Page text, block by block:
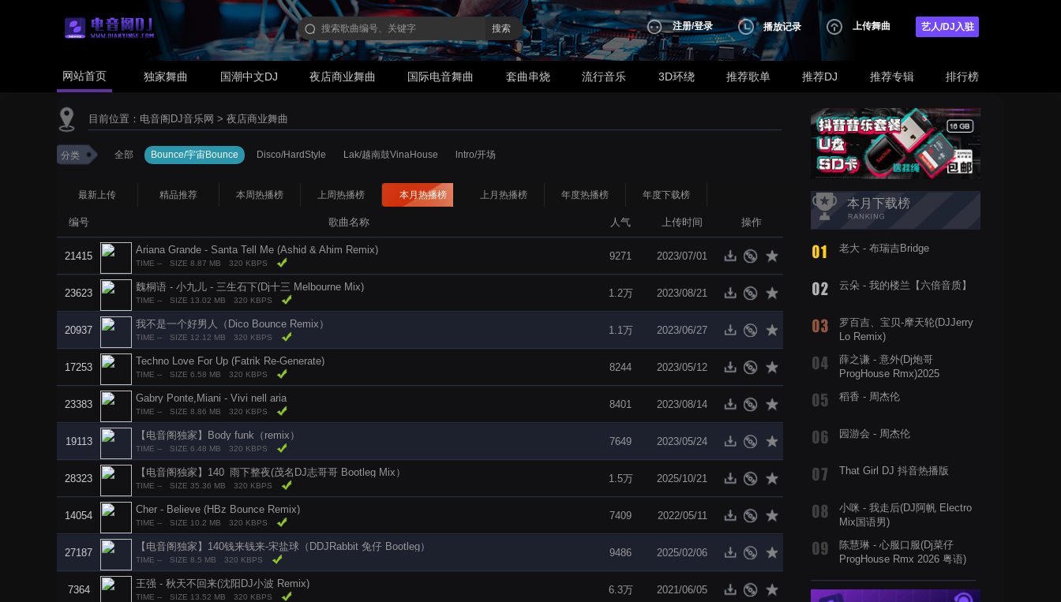
搜索 注册/登录 播放记录 上传舞曲 艺人/DJ入驻
网站首页 独家舞曲 国潮中文DJ 夜店商业舞曲 国际电音舞曲 套曲串烧 流行音乐 3D环绕 推荐歌单 推荐DJ 推荐专辑 排行榜
目前位置： 电音阁DJ音乐网 > 夜店商业舞曲
分类 全部 Bounce/宇宙Bounce Disco/HardStyle Lak/越南鼓VinaHouse lntro/开场
最新上传 精品推荐 本周热播榜 上周热播榜 本月热播榜 上月热播榜 年度热播榜 年度下载榜
编号 歌曲名称 人气 上传时间 操作
21415
Ariana Grande - Santa Tell Me (Ashid & Ahim Remix)
TIME -- SIZE 8.87 MB 320 KBPS
9271 2023/07/01
23623
魏桐语 - 小九儿 - 三生石下(Dj十三 Melbourne Mix)
TIME -- SIZE 13.02 MB 320 KBPS
1.2万 2023/08/21
20937
我不是一个好男人（Dico Bounce Remix）
TIME -- SIZE 12.12 MB 320 KBPS
1.1万 2023/06/27
17253
Techno Love For Up (Fatrik Re-Generate)
TIME -- SIZE 6.58 MB 320 KBPS
8244 2023/05/12
23383
Gabry Ponte,Miani - Vivi nell aria
TIME -- SIZE 8.86 MB 320 KBPS
8401 2023/08/14
19113
【电音阁独家】Body funk（remix）
TIME -- SIZE 6.48 MB 320 KBPS
7649 2023/05/24
28323
【电音阁独家】140_雨下整夜(茂名DJ志哥哥 Bootleg Mix）
TIME -- SIZE 35.36 MB 320 KBPS
1.5万 2025/10/21
14054
Cher - Believe (HBz Bounce Remix)
TIME -- SIZE 10.2 MB 320 KBPS
7409 2022/05/11
27187
【电音阁独家】140钱来钱来-宋盐球（DDJRabbit 兔仔 Bootleg）
TIME -- SIZE 8.5 MB 320 KBPS
9486 2025/02/06
7364
王强 - 秋天不回来(沈阳DJ小波 Remix)
TIME -- SIZE 13.52 MB 320 KBPS
6.3万 2021/06/05
本月下载榜
老大 - 布瑞吉Bridge
云朵 - 我的楼兰【六倍音质】
罗百吉、宝贝-摩天轮(DJJerry
Lo Remix)
薛之谦 - 意外(Dj炮哥
ProgHouse Rmx)2025
稻香 - 周杰伦
园游会 - 周杰伦
That Girl DJ 抖音热播版
小咪 - 我走后(DJ阿帆 Electro
Mix国语男)
陈慧琳 - 心服口服(Dj菜仔
ProgHouse Rmx 2026 粤语)